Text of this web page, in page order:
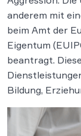
anderem mit
beim Amt der
Eigentum
beantragt.
Bildung,